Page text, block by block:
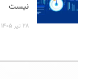
نیست
۲۸ تیر ۱۴۰۵